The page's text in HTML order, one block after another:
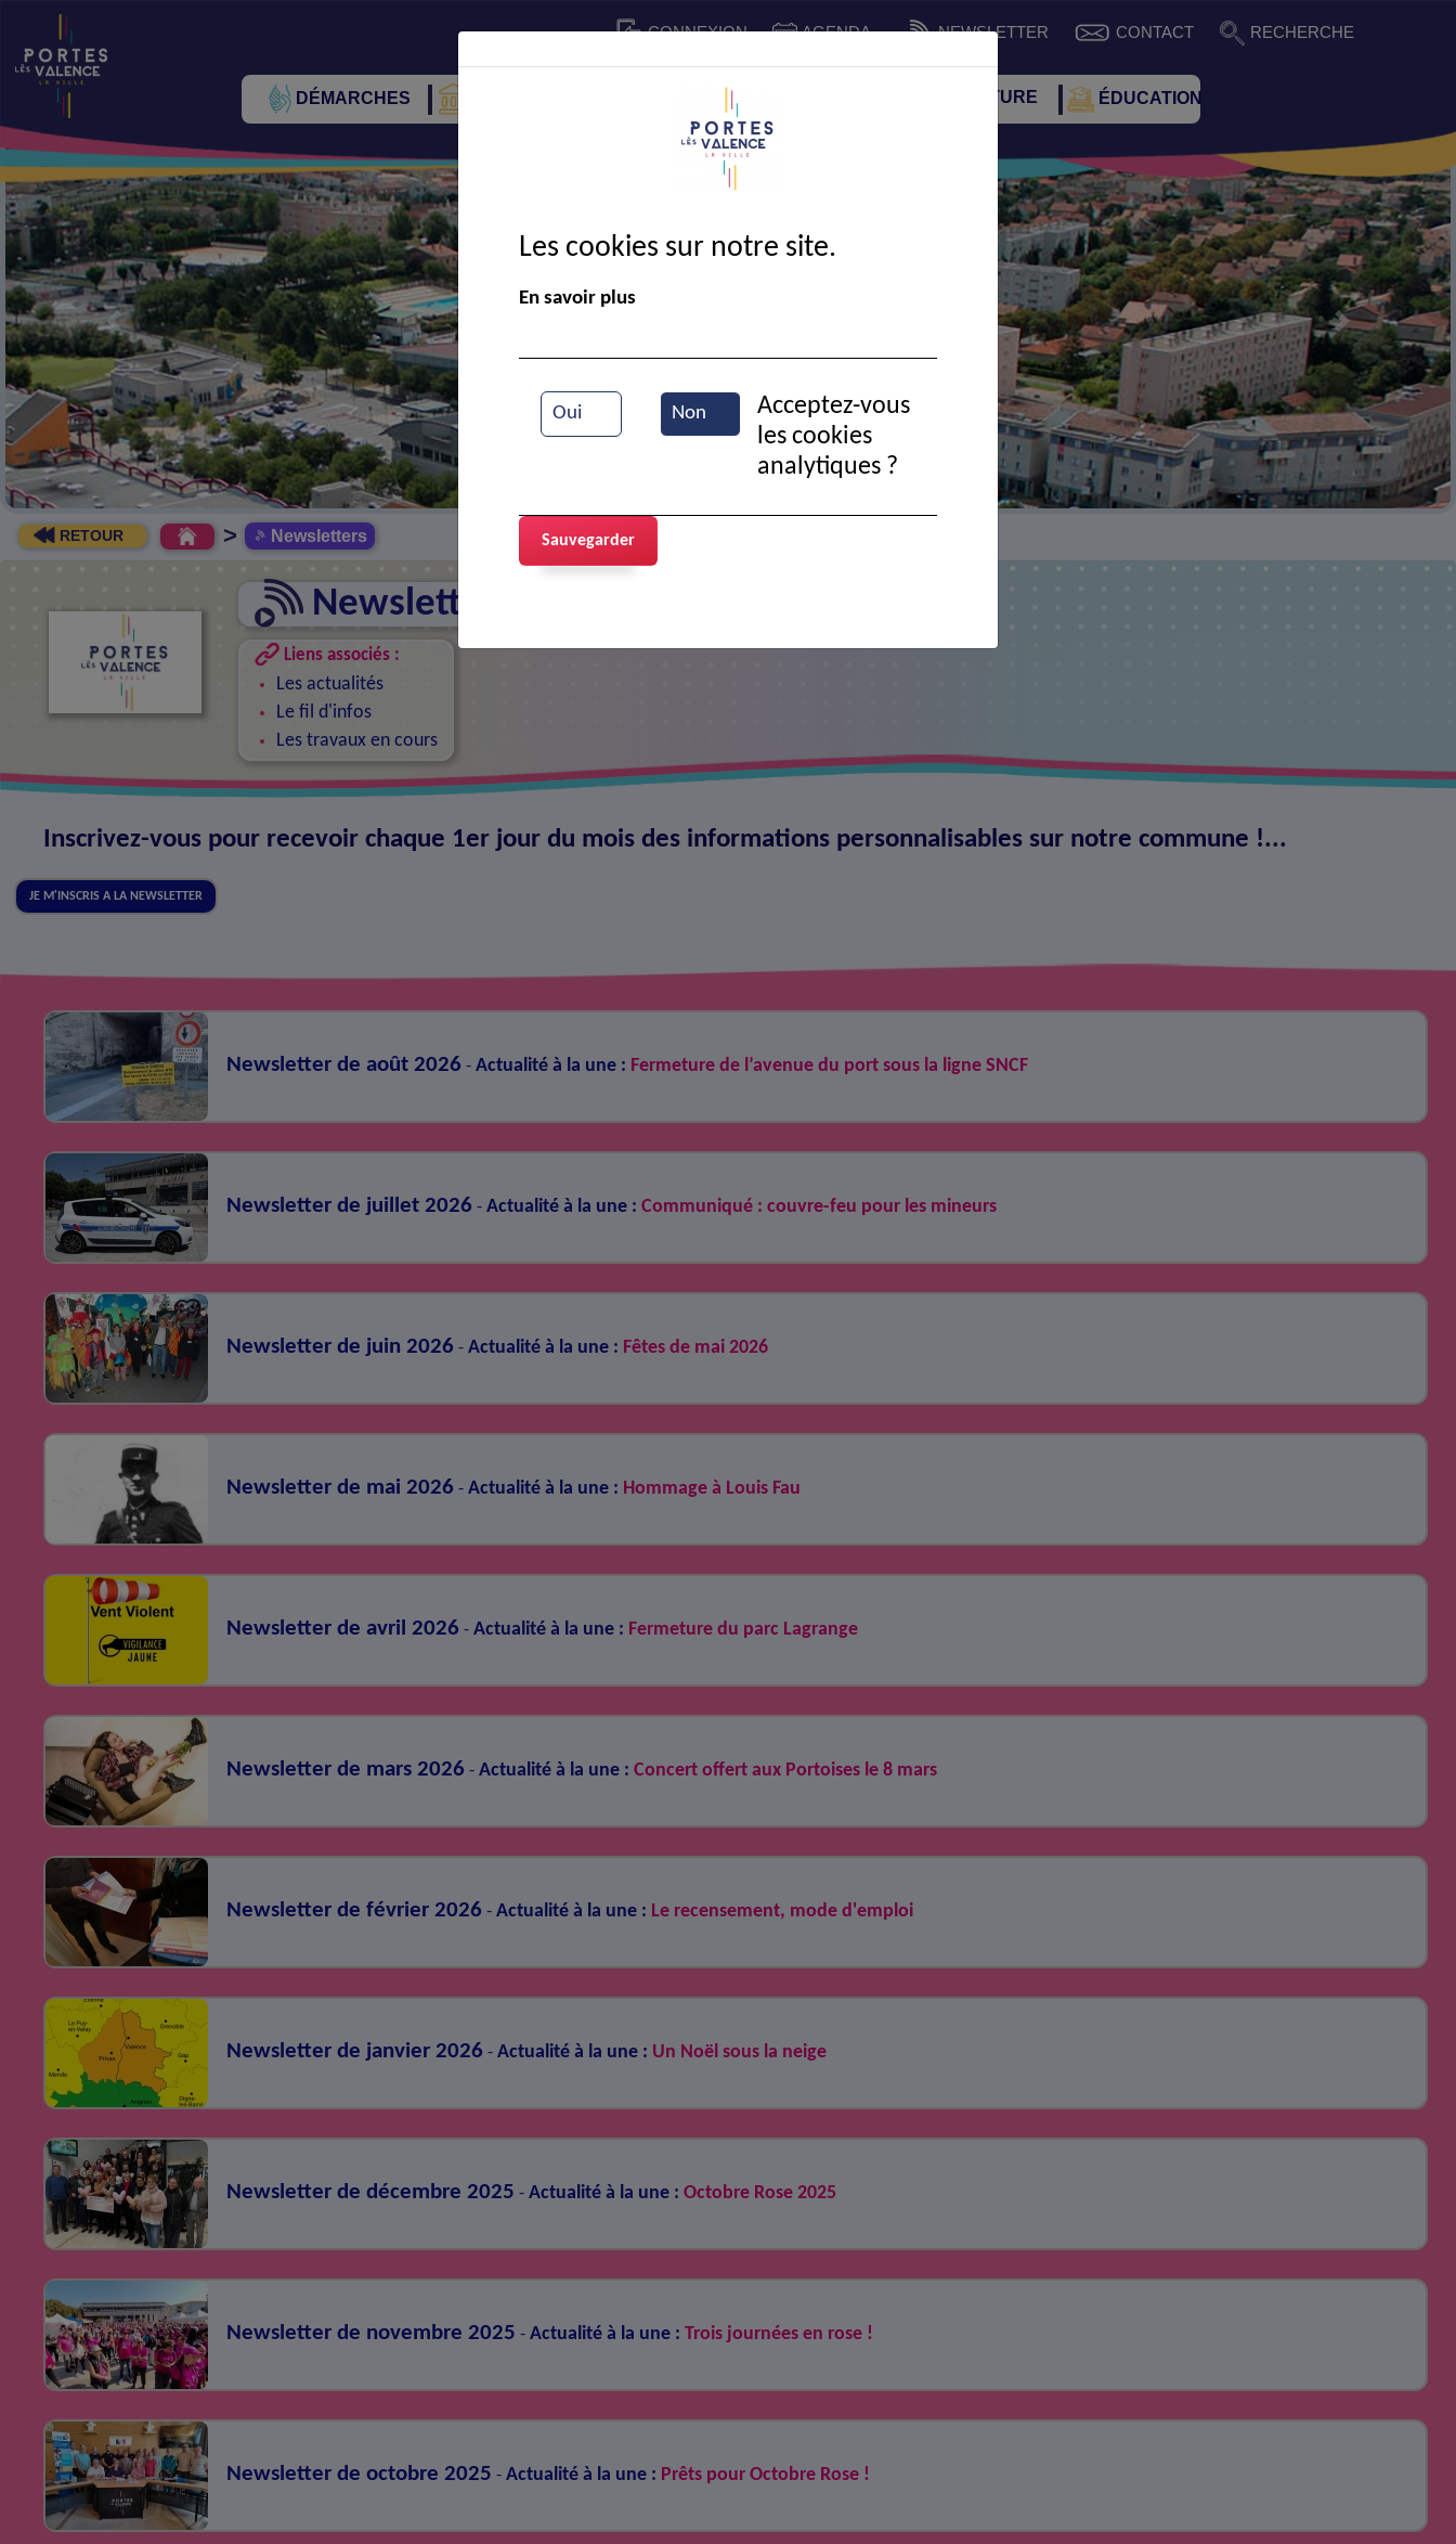
CONNEXION AGENDA NEWSLETTER CONTACT RECHERCHE
DÉMARCHES SPORT ET CULTURE ÉDUCATION
La mairie de Portes-lès-Valence
Précédent Suivant
RETOUR > Newsletters
Newsletters
Liens associés :
Les actualités
Le fil d'infos
Les travaux en cours
Inscrivez-vous pour recevoir chaque 1er jour du mois des informations personnalisables sur notre commune !...
JE M'INSCRIS A LA NEWSLETTER
Newsletter de août 2026 - Actualité à la une : Fermeture de l’avenue du port sous la ligne SNCF
Newsletter de juillet 2026 - Actualité à la une : Communiqué : couvre-feu pour les mineurs
Newsletter de juin 2026 - Actualité à la une : Fêtes de mai 2026
Newsletter de mai 2026 - Actualité à la une : Hommage à Louis Fau
Newsletter de avril 2026 - Actualité à la une : Fermeture du parc Lagrange
Newsletter de mars 2026 - Actualité à la une : Concert offert aux Portoises le 8 mars
Newsletter de février 2026 - Actualité à la une : Le recensement, mode d'emploi
Newsletter de janvier 2026 - Actualité à la une : Un Noël sous la neige
Newsletter de décembre 2025 - Actualité à la une : Octobre Rose 2025
Newsletter de novembre 2025 - Actualité à la une : Trois journées en rose !
Newsletter de octobre 2025 - Actualité à la une : Prêts pour Octobre Rose !
Les cookies sur notre site.
En savoir plus
Oui Non
Acceptez-vous
les cookies
analytiques ?
Sauvegarder